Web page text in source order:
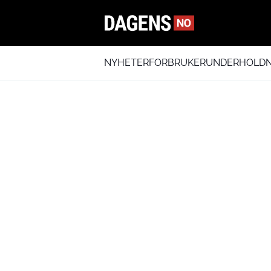
NYHETERFORBRUKER